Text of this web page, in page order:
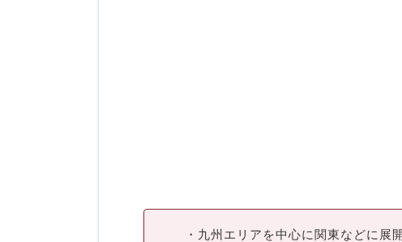
・九州エリアを中心に関東などに展